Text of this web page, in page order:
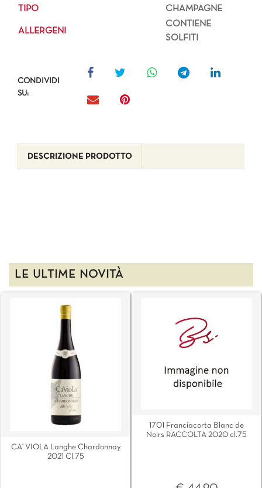
TIPO CHAMPAGNE
ALLERGENI
CONTIENE
SOLFITI
CONDIVIDI
SU:
DESCRIZIONE PRODOTTO
LE ULTIME NOVITÀ
CA' VIOLA Langhe Chardonnay
2021 Cl.75
1701 Franciacorta Blanc de
Noirs RACCOLTA 2020 cl.75